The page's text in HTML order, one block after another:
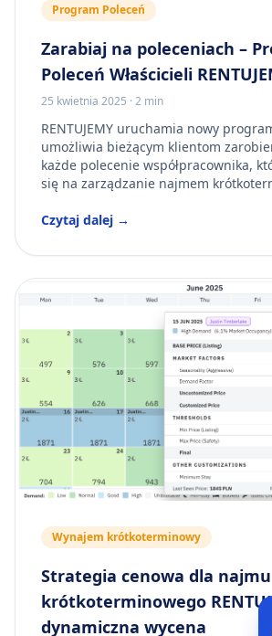
Program Poleceń
Zarabiaj na poleceniach –
Poleceń Właścicieli
25 kwietnia 2025 ·2 min
RENTUJEMY uruchamia nowy
umożliwia bieżącym klientom
każde polecenie współpracownika,
się na zarządzanie najmem
Czytaj dalej →
Wynajem krótkoterminowy
Strategia cenowa dla najmu
krótkoterminowego
dynamiczna wycena